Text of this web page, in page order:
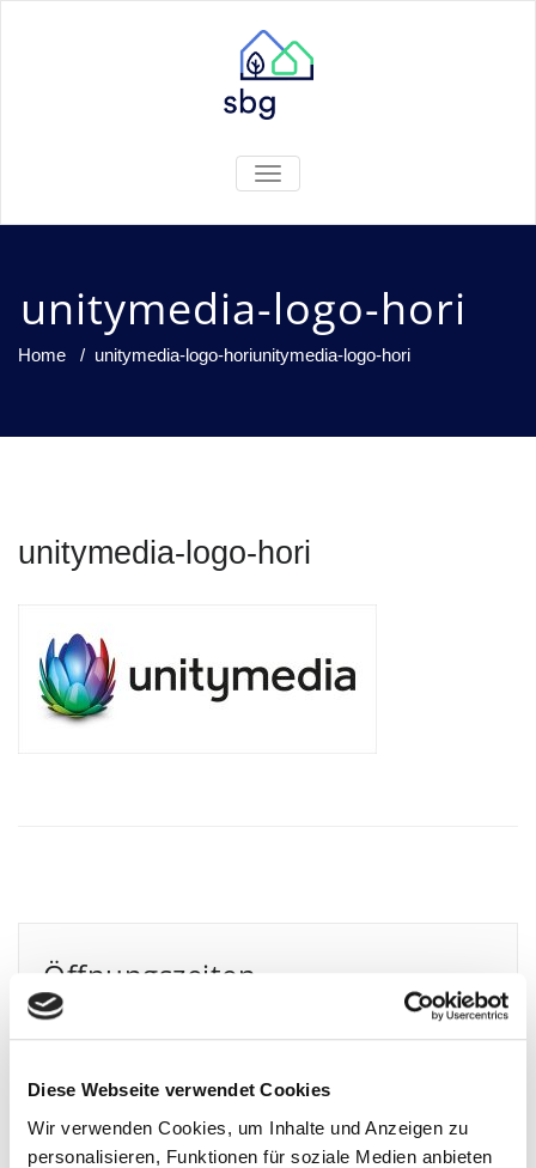
Diese Webseite verwendet Cookies
Wir verwenden Cookies, um Inhalte und Anzeigen zu
personalisieren, Funktionen für soziale Medien anbieten
TOGGLE
NAVIGATION
unitymedia-logo-hori
Home / unitymedia-logo-horiunitymedia-logo-hori
unitymedia-logo-hori
Öffnungszeiten
Mi.: nach Vereinbarung
Do.: 8.00 – 12.00 Uhr und 14.00 – 17.00 Uhr
Fr.: 8.00 – 12.00 Uhr